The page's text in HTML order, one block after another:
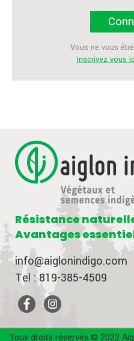
Vous ne vous
Inscrivez vous
Résistance
Avantages
info@aiglonindigo.com
Tel : 819-385-4509
Tous droits réservés © 2022